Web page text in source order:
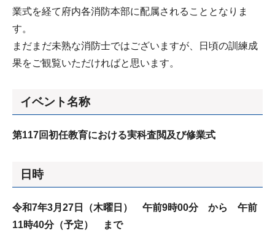
業式を経て府内各消防本部に配属されることとなりま
す。
まだまだ未熟な消防士ではございますが、日頃の訓練成
果をご観覧いただければと思います。
イベント名称
第117回初任教育における実科査閲及び修業式
日時
令和7年3月27日（木曜日） 午前9時00分 から 午前
11時40分（予定） まで